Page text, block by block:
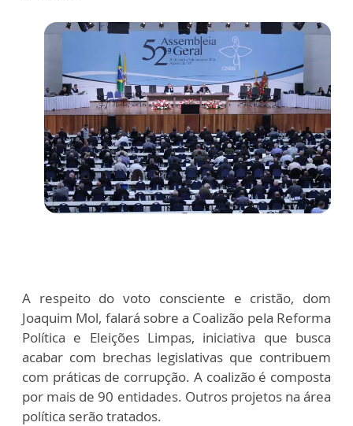
A respeito do voto consciente e cristão, dom
Joaquim Mol, falará sobre a Coalizão pela Reforma
Política e Eleições Limpas, iniciativa que busca
acabar com brechas legislativas que contribuem
com práticas de corrupção. A coalizão é composta
por mais de 90 entidades. Outros projetos na área
política serão tratados.